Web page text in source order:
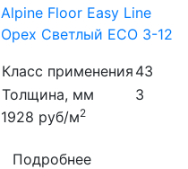
Alpine Floor Easy Line
Орех Светлый ECO 3-12
Класс применения 43
Толщина, мм
3
1928 руб/м2
Подробнее